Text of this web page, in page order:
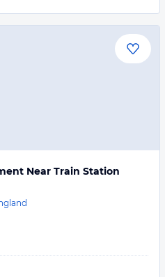
Near Train Station